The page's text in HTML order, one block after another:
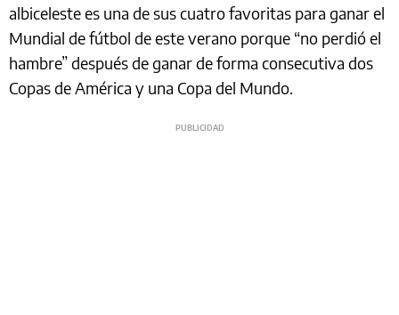
albiceleste es una de sus cuatro favoritas para ganar el
Mundial de fútbol de este verano porque “no perdió el
hambre” después de ganar de forma consecutiva dos
Copas de América y una Copa del Mundo.